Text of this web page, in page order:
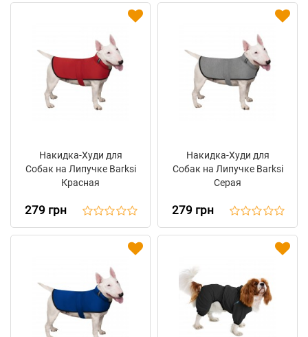
Накидка-Худи для
Собак на Липучке Barksi
Красная
279 грн
Накидка-Худи для
Собак на Липучке Barksi
Серая
279 грн